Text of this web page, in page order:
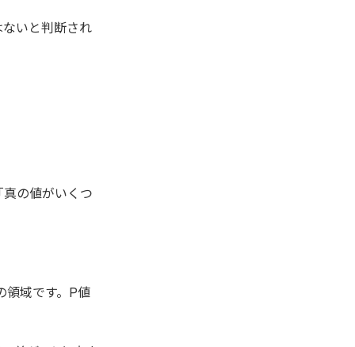
いと判断され
の値がいくつ
領域です。P値